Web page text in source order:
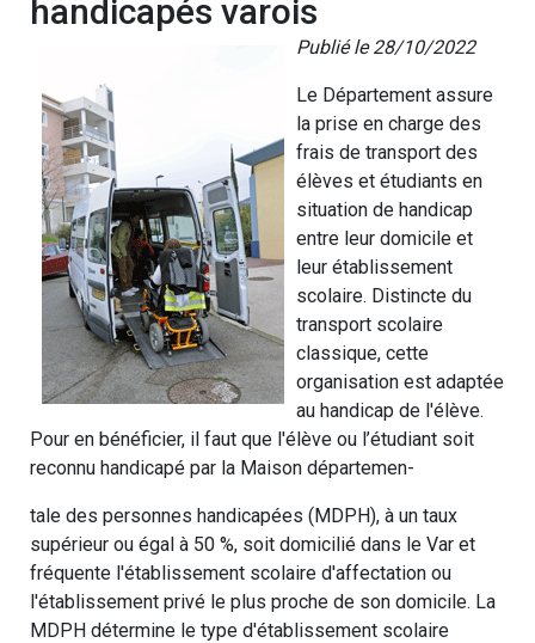
handicapés varois
Publié le 28/10/2022
Le Département assure
la prise en charge des
frais de transport des
élèves et étudiants en
situation de handicap
entre leur domicile et
leur établissement
scolaire. Distincte du
transport scolaire
classique, cette
organisation est adaptée
au handicap de l'élève.
Pour en bénéficier, il faut que l'élève ou l’étudiant soit
reconnu handicapé par la Maison départemen-
tale des personnes handicapées (MDPH), à un taux
supérieur ou égal à 50 %, soit domicilié dans le Var et
fréquente l'établissement scolaire d'affectation ou
l'établissement privé le plus proche de son domicile. La
MDPH détermine le type d'établissement scolaire